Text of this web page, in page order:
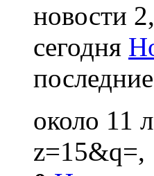
новости
сегодня
около 11
z=15&q=,